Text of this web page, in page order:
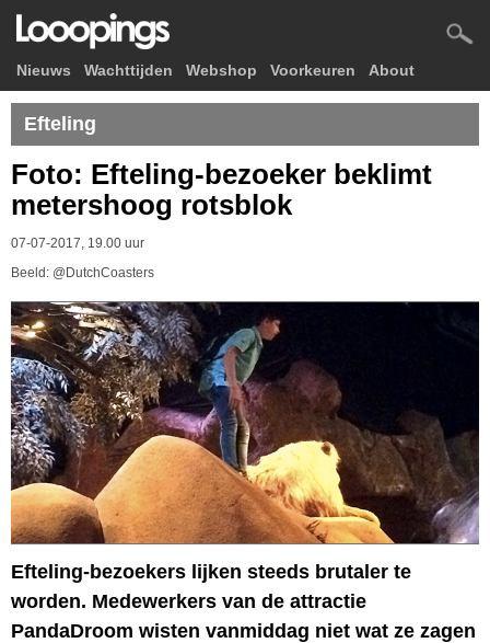
Nieuws Wachttijden Webshop Voorkeuren About
Efteling
Foto: Efteling-bezoeker beklimt
metershoog rotsblok
07-07-2017, 19.00 uur
Beeld: @DutchCoasters
Efteling-bezoekers lijken steeds brutaler te
worden. Medewerkers van de attractie
PandaDroom wisten vanmiddag niet wat ze zagen